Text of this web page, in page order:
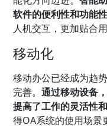
软件的便利性和功能
人机交互，更加贴合
移动化
移动办公已经成为趋
完善。通过移动设备
提高了工作的灵活性
得OA系统的使用场景